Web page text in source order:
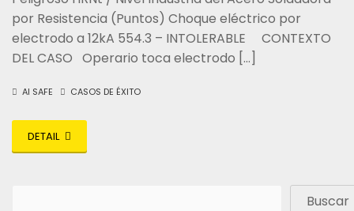
por Resistencia (Puntos) Choque eléctrico por
electrodo a 12kA 554.3 – INTOLERABLE CONTEXTO
DEL CASO Operario toca electrodo […]
AI SAFE CASOS DE ÉXITO
DETAIL
Buscar